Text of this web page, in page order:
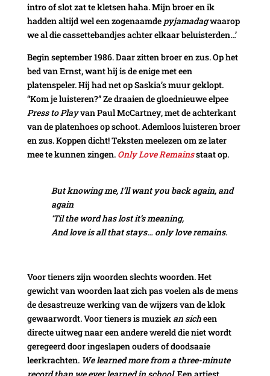
intro of slot zat te kletsen haha. Mijn broer en ik
hadden altijd wel een zogenaamde pyjamadagwaarop
we al die cassettebandjes achter elkaar beluisterden…’
Begin september 1986. Daar zitten broer en zus. Op het
bed van Ernst, want hij is de enige met een
platenspeler. Hij had net op Saskia’s muur geklopt.
“Kom je luisteren?” Ze draaien de gloednieuwe elpee
Press to Playvan Paul McCartney, met de achterkant
van de platenhoes op schoot. Ademloos luisteren broer
en zus. Koppen dicht! Teksten meelezen om ze later
mee te kunnen zingen. Only Love Remainsstaat op.
But knowing me, I’ll want you back again, and
again
‘Til the word has lost it’s meaning,
And love is all that stays… only love remains.
Voor tieners zijn woorden slechts woorden. Het
gewicht van woorden laat zich pas voelen als de mens
de desastreuze werking van de wijzers van de klok
gewaarwordt. Voor tieners is muziek an sicheen
directe uitweg naar een andere wereld die niet wordt
geregeerd door ingeslapen ouders of doodsaaie
leerkrachten. We learned more from a three-minute